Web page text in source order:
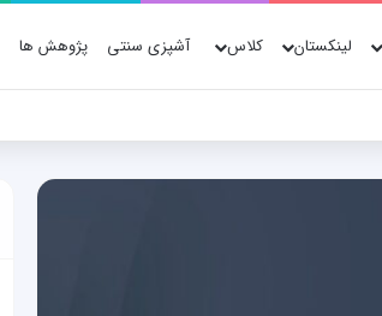
لینکستان کلاس آشپزی سنتی پژوهش ها